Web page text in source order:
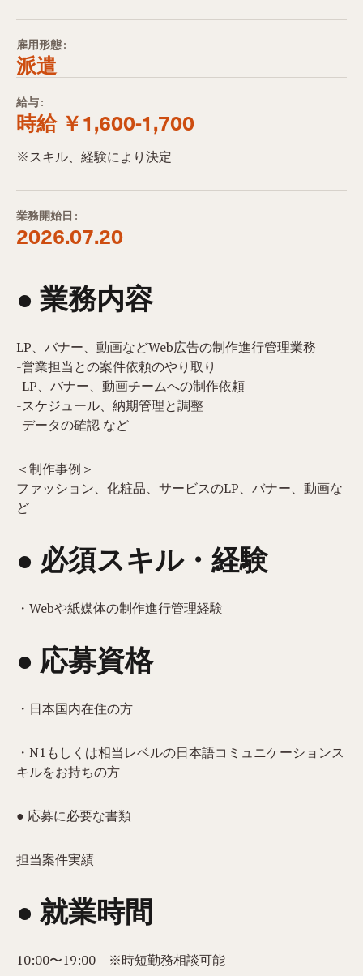
雇用形態:
派遣
給与:
時給 ￥1,600-1,700
※スキル、経験により決定
業務開始日:
2026.07.20
● 業務内容​
LP、バナー、動画などWeb広告の制作進行管理業務
-営業担当との案件依頼のやり取り
-LP、バナー、動画チームへの制作依頼
-スケジュール、納期管理と調整
-データの確認 など
＜制作事例＞
ファッション、化粧品、サービスのLP、バナー、動画な
ど
● 必須スキル・経験
・Webや紙媒体の制作進行管理経験
● 応募資格
・日本国内在住の方
・N1もしくは相当レベルの日本語コミュニケーションス
キルをお持ちの方
● 応募に必要な書類
担当案件実績
● 就業時間
10:00〜19:00 ※時短勤務相談可能